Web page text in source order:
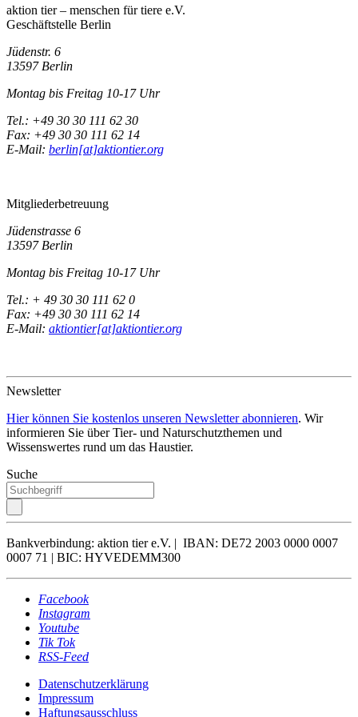
aktion tier – menschen für tiere e.V.
Geschäftstelle Berlin
Jüdenstr. 6
13597 Berlin
Montag bis Freitag 10-17 Uhr
Tel.: +49 30 30 111 62 30
Fax: +49 30 30 111 62 14
E-Mail: berlin[at]aktiontier.org
Mitgliederbetreuung
Jüdenstrasse 6
13597 Berlin
Montag bis Freitag 10-17 Uhr
Tel.: + 49 30 30 111 62 0
Fax: +49 30 30 111 62 14
E-Mail: aktiontier[at]aktiontier.org
Newsletter
Hier können Sie kostenlos unseren Newsletter abonnieren. Wir
informieren Sie über Tier- und Naturschutzthemen und
Wissenswertes rund um das Haustier.
Suche
Bankverbindung: aktion tier e.V. | IBAN: DE72 2003 0000 0007
0007 71 | BIC: HYVEDEMM300
Facebook
Instagram
Youtube
Tik Tok
RSS-Feed
Datenschutzerklärung
Impressum
Haftungsausschluss